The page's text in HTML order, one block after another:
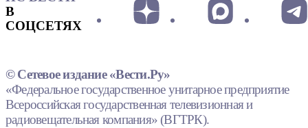
В
СОЦСЕТЯХ
© Сетевое издание «Вести.Ру»
«Федеральное государственное унитарное предприятие
Всероссийская государственная телевизионная и
радиовещательная компания» (ВГТРК).